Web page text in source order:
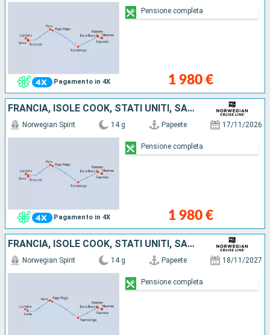
Pagamento in 4X 1 980 €
Pensione completa
FRANCIA, ISOLE COOK, STATI UNITI, SAMOA, FIJI (ISOLE)
Pagamento in 4X
Norwegian Spirit 14 g Papeete 17/11/2026
1 980 €
Pensione completa
FRANCIA, ISOLE COOK, STATI UNITI, SAMOA, FIJI (ISOLE)
Norwegian Spirit 14 g Papeete 18/11/2027
Pensione completa